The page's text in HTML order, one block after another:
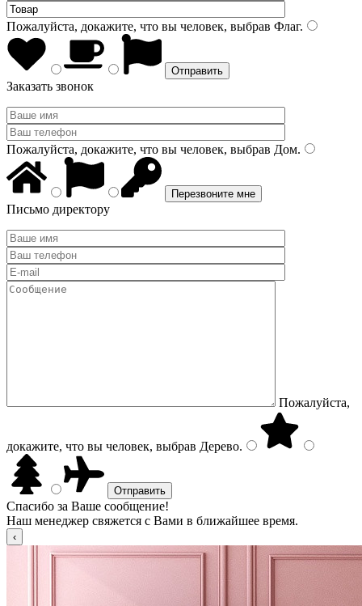
Пожалуйста, докажите, что вы человек, выбрав Флаг.
Заказать звонок
Пожалуйста, докажите, что вы человек, выбрав Дом.
Письмо директору
Пожалуйста,
докажите, что вы человек, выбрав Дерево.
Спасибо за Ваше сообщение!
Наш менеджер свяжется с Вами в ближайшее время.